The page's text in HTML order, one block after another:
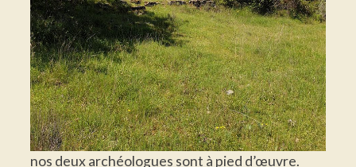
nos deux archéologues sont à pied d’œuvre.